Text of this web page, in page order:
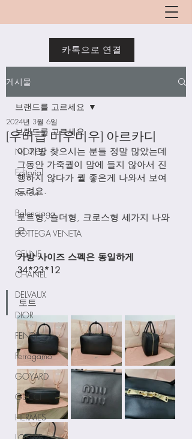
카톡으로 연결
게시물
브랜드를 고르세요
NOTICE
Editorial
Review
Balenciaga
BOTTEGA VENETA
CELINE
CHANEL
DELVAUX
DIOR
FENDI
Ferragamo
GOYARD
GUCCI
HERMES
브랜드를 고르세요
[우버급 미우미우] 아르카디
2024년 3월 6일
이 가방 찾으시는 분들 정말 많았는데
그동안 가죽퀄이 맘에 들지 않아서 진
행하지 않다가 퀄 좋은게 나와서 보여
드려요.
토트형, 숄더형, 크로스형 세가지 나와
요.
가방 사이즈 스펙은 동일하게
34*23*12
토트